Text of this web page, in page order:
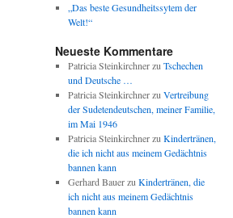
„Das beste Gesundheitssytem der
Welt!“
Neueste Kommentare
Patricia Steinkirchnerzu Tschechen
und Deutsche …
Patricia Steinkirchnerzu Vertreibung
der Sudetendeutschen, meiner Familie,
im Mai 1946
Patricia Steinkirchnerzu Kindertränen,
die ich nicht aus meinem Gedächtnis
bannen kann
Gerhard Bauerzu Kindertränen, die
ich nicht aus meinem Gedächtnis
bannen kann